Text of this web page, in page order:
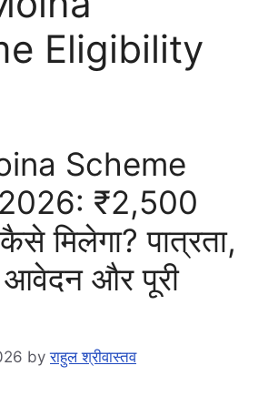
Eligibility
Scheme
₹2,500
मिलेगा? पात्रता,
और पूरी
byराहुल श्रीवास्तव